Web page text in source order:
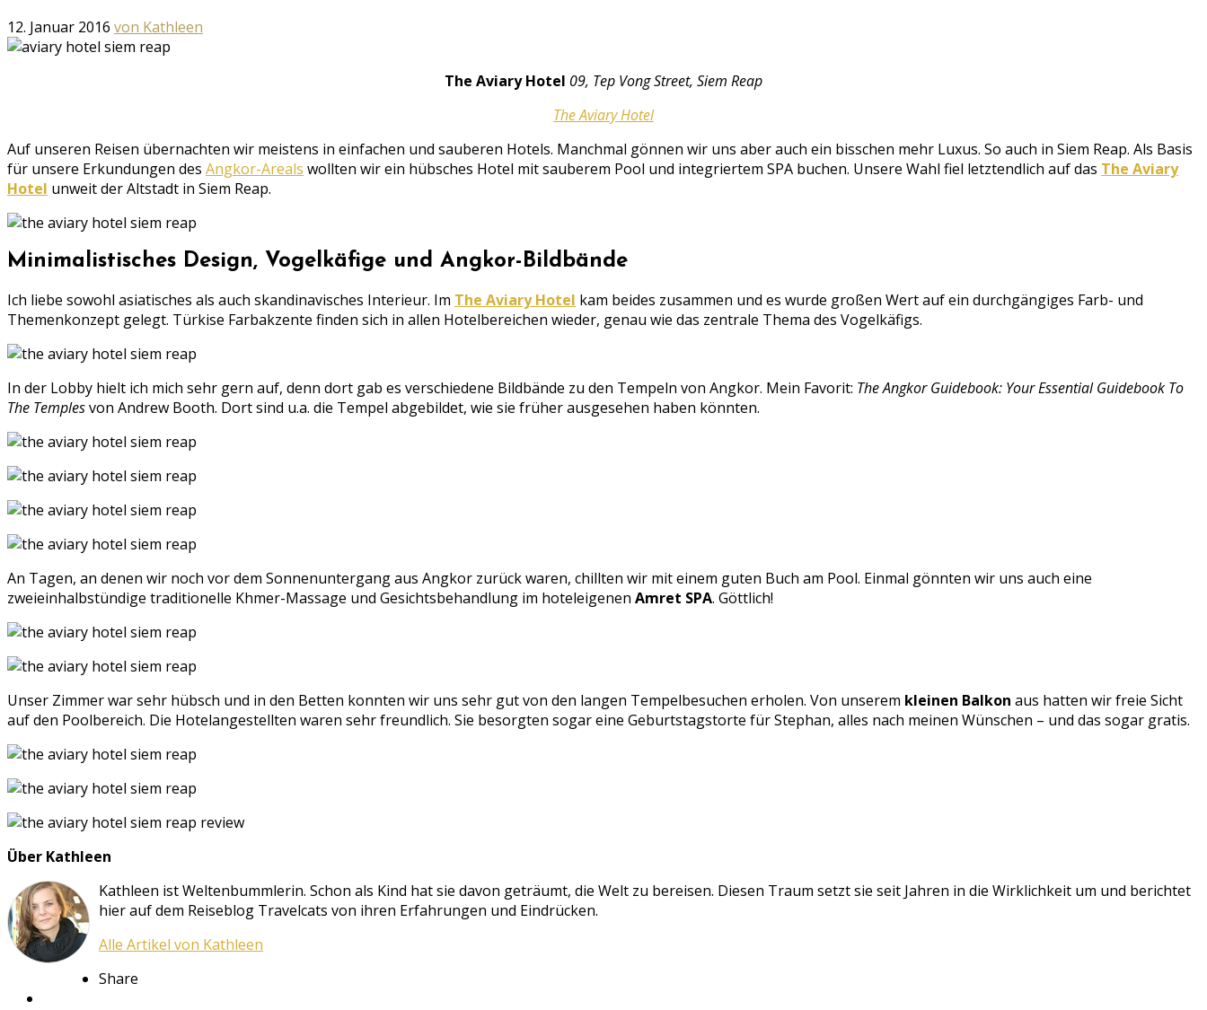
Geschrieben
am
12. Januar 2016 von Kathleen
The Aviary Hotel 09, Tep Vong Street, Siem Reap
The Aviary Hotel
Auf unseren Reisen übernachten wir meistens in einfachen und sauberen Hotels. Manchmal gönnen wir uns aber auch ein bisschen mehr Luxus. So auch in Siem Reap. Als Basis
für unsere Erkundungen des Angkor-Areals wollten wir ein hübsches Hotel mit sauberem Pool und integriertem SPA buchen. Unsere Wahl fiel letztendlich auf das The Aviary
Hotel unweit der Altstadt in Siem Reap.
Minimalistisches Design, Vogelkäfige und Angkor-Bildbände
Ich liebe sowohl asiatisches als auch skandinavisches Interieur. Im The Aviary Hotel kam beides zusammen und es wurde großen Wert auf ein durchgängiges Farb- und
Themenkonzept gelegt. Türkise Farbakzente finden sich in allen Hotelbereichen wieder, genau wie das zentrale Thema des Vogelkäfigs.
In der Lobby hielt ich mich sehr gern auf, denn dort gab es verschiedene Bildbände zu den Tempeln von Angkor. Mein Favorit: The Angkor Guidebook: Your Essential Guidebook To
The Templesvon Andrew Booth. Dort sind u.a. die Tempel abgebildet, wie sie früher ausgesehen haben könnten.
An Tagen, an denen wir noch vor dem Sonnenuntergang aus Angkor zurück waren, chillten wir mit einem guten Buch am Pool. Einmal gönnten wir uns auch eine
zweieinhalbstündige traditionelle Khmer-Massage und Gesichtsbehandlung im hoteleigenen Amret SPA. Göttlich!
Unser Zimmer war sehr hübsch und in den Betten konnten wir uns sehr gut von den langen Tempelbesuchen erholen. Von unserem kleinen Balkon aus hatten wir freie Sicht
auf den Poolbereich. Die Hotelangestellten waren sehr freundlich. Sie besorgten sogar eine Geburtstagstorte für Stephan, alles nach meinen Wünschen – und das sogar gratis.
Über Kathleen
Kathleen ist Weltenbummlerin. Schon als Kind hat sie davon geträumt, die Welt zu bereisen. Diesen Traum setzt sie seit Jahren in die Wirklichkeit um und berichtet
hier auf dem Reiseblog Travelcats von ihren Erfahrungen und Eindrücken.
Alle Artikel von Kathleen
Share